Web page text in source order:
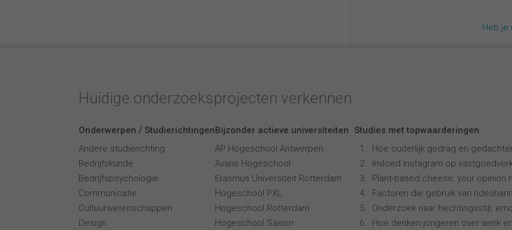
Heb je
Huidige onderzoeksprojecten verkennen
Onderwerpen / Studierichtingen
Andere studierichting
Bedrijfskunde
Bedrijfspsychologie
Communicatie
Cultuurwetenschappen
Design
Bijzonder actieve universiteiten
AP Hogeschool Antwerpen
Avans Hogeschool
Erasmus Universiteit Rotterdam
Hogeschool PXL
Hogeschool Rotterdam
Hogeschool Saxion
Studies met topwaarderingen
Hoe ouderlijk gedrag en
Invloed Instagram op
Plant-based cheese: your opinion
Factoren die gebruik van
Onderzoek naar hechtingsstijl,
Hoe denken jongeren over werk